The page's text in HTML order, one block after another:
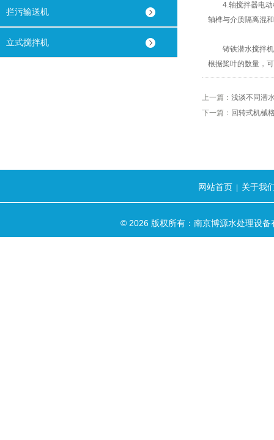
拦污输送机
立式搅拌机
4.轴搅拌器电动机
轴榫与介质隔离混
铸铁潜水搅拌机
根据桨叶的数量，
上一篇： 浅谈不同潜
下一篇： 回转式机械
网站首页 关于我
© 2026 版权所有：南京博源水处理设